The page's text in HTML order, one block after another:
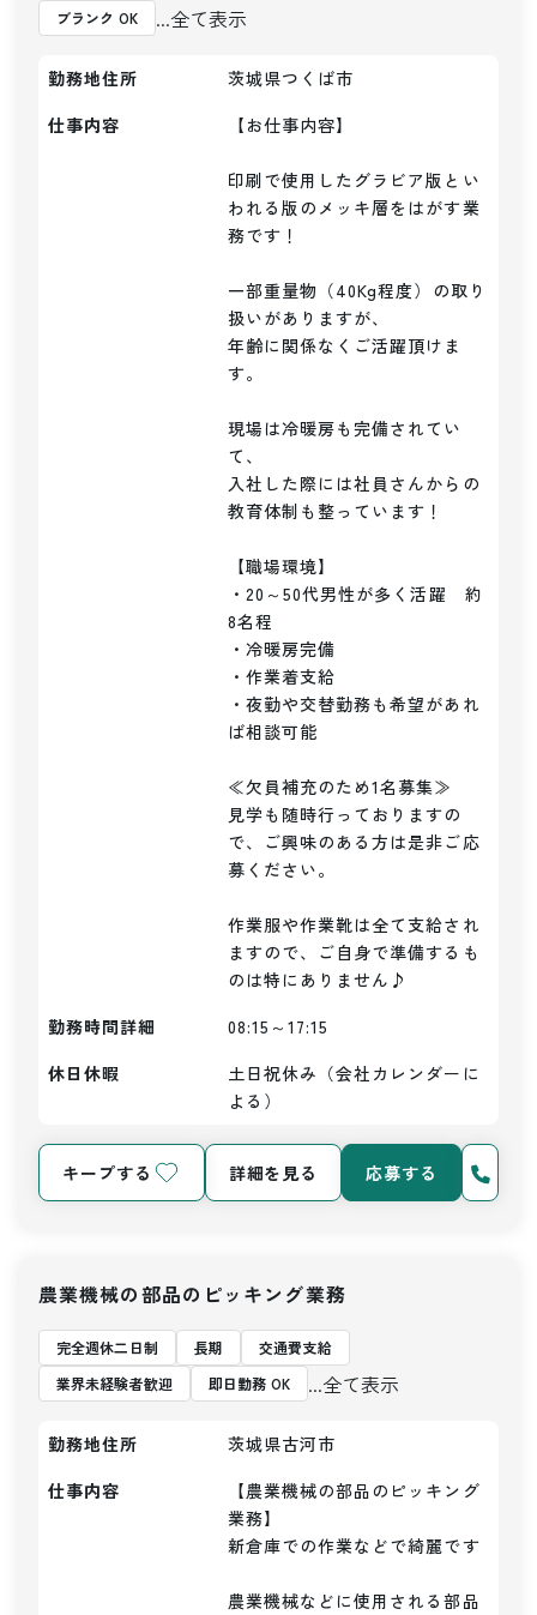
ブランク OK ...全て表示
勤務地住所
茨城県つくば市
仕事内容
【お仕事内容】
印刷で使用したグラビア版とい
われる版のメッキ層をはがす業
務です！
一部重量物（40Kg程度）の取り
扱いがありますが、
年齢に関係なくご活躍頂けま
す。
現場は冷暖房も完備されてい
て、
入社した際には社員さんからの
教育体制も整っています！
【職場環境】
・20～50代男性が多く活躍　約
8名程
・冷暖房完備
・作業着支給
・夜勤や交替勤務も希望があれ
ば相談可能
≪欠員補充のため1名募集≫
見学も随時行っておりますの
で、ご興味のある方は是非ご応
募ください。
作業服や作業靴は全て支給され
ますので、ご自身で準備するも
のは特にありません♪
勤務時間詳細
08:15～17:15
休日休暇
土日祝休み（会社カレンダーに
よる）
キープする 詳細を見る 応募する
農業機械の部品のピッキング業務
完全週休二日制 長期
交通費支給
業界未経験者歓迎
即日勤務 OK ...全て表示
勤務地住所
茨城県古河市
仕事内容
【農業機械の部品のピッキング
業務】
新倉庫での作業などで綺麗です
農業機械などに使用される部品